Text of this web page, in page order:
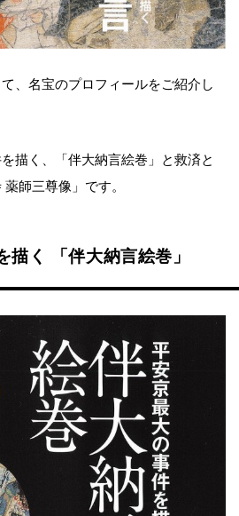
、名宝のプロフィールをご紹介し
描く、「伴大納言絵巻」と救済と
師三尊像」です。
描く 「伴大納言絵巻」